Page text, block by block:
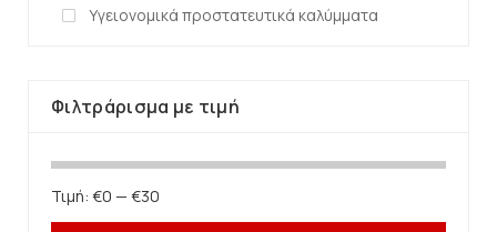
Υγειονομικά προστατευτικά καλύμματα
Φιλτράρισμα με τιμή
Τιμή: €0 — €30